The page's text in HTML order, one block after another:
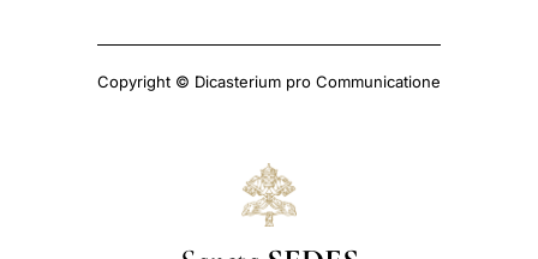
Copyright © Dicasterium pro Communicatione